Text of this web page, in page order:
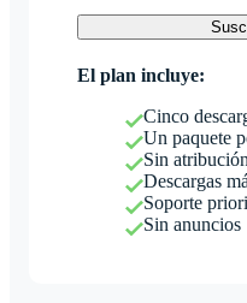
El plan incluye:
Cinco
Un paquete
Sin
Descargas
Soporte
Sin anuncios